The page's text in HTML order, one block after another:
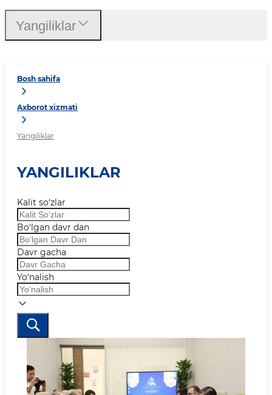
Bosh sahifa
Axborot xizmati
Yangiliklar
YANGILIKLAR
Kalit so‘zlar
Bo‘lgan davr dan
Davr gacha
Yo‘nalish
Yangiliklar